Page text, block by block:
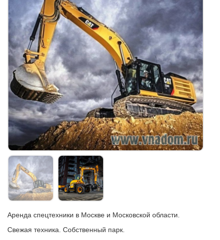
Аренда спецтехники в Москве и Московской области.
Свежая техника. Собственный парк.